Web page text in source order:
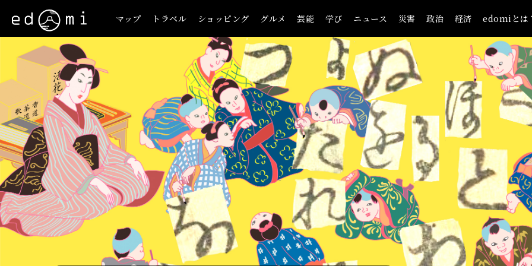
マップ トラベル ショッピング グルメ 芸能 学び ニュース 災害 政治 経済 edomiとは